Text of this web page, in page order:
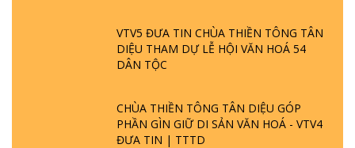
VTV5 ĐƯA TIN CHÙA THIỀN TÔNG TÂN
DIỆU THAM DỰ LỄ HỘI VĂN HOÁ 54
DÂN TỘC
CHÙA THIỀN TÔNG TÂN DIỆU GÓP
PHẦN GÌN GIỮ DI SẢN VĂN HOÁ - VTV4
ĐƯA TIN | TTTD